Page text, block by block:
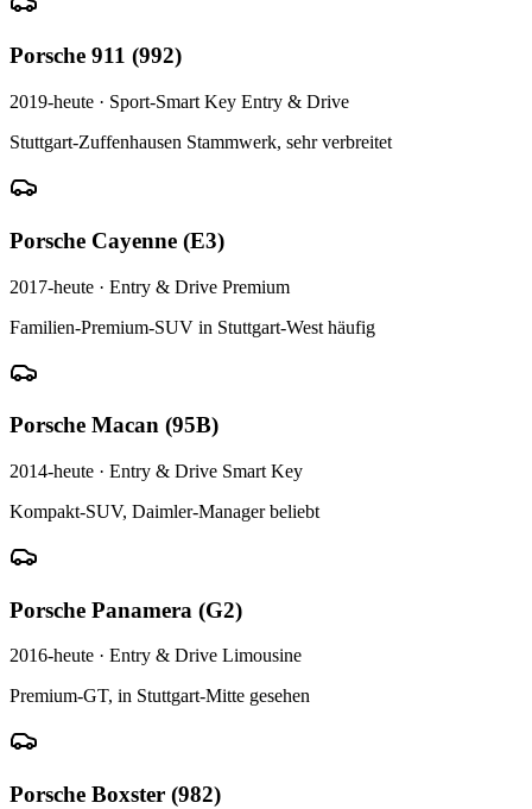
Porsche 911 (992)
2019-heute · Sport-Smart Key Entry & Drive
Stuttgart-Zuffenhausen Stammwerk, sehr verbreitet
Porsche Cayenne (E3)
2017-heute · Entry & Drive Premium
Familien-Premium-SUV in Stuttgart-West häufig
Porsche Macan (95B)
2014-heute · Entry & Drive Smart Key
Kompakt-SUV, Daimler-Manager beliebt
Porsche Panamera (G2)
2016-heute · Entry & Drive Limousine
Premium-GT, in Stuttgart-Mitte gesehen
Porsche Boxster (982)